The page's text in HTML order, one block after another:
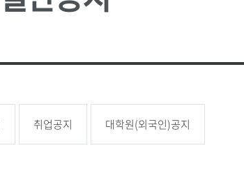
언론속의 성신
규정관리
성신학보
취업공지 대학원(외국인)공지